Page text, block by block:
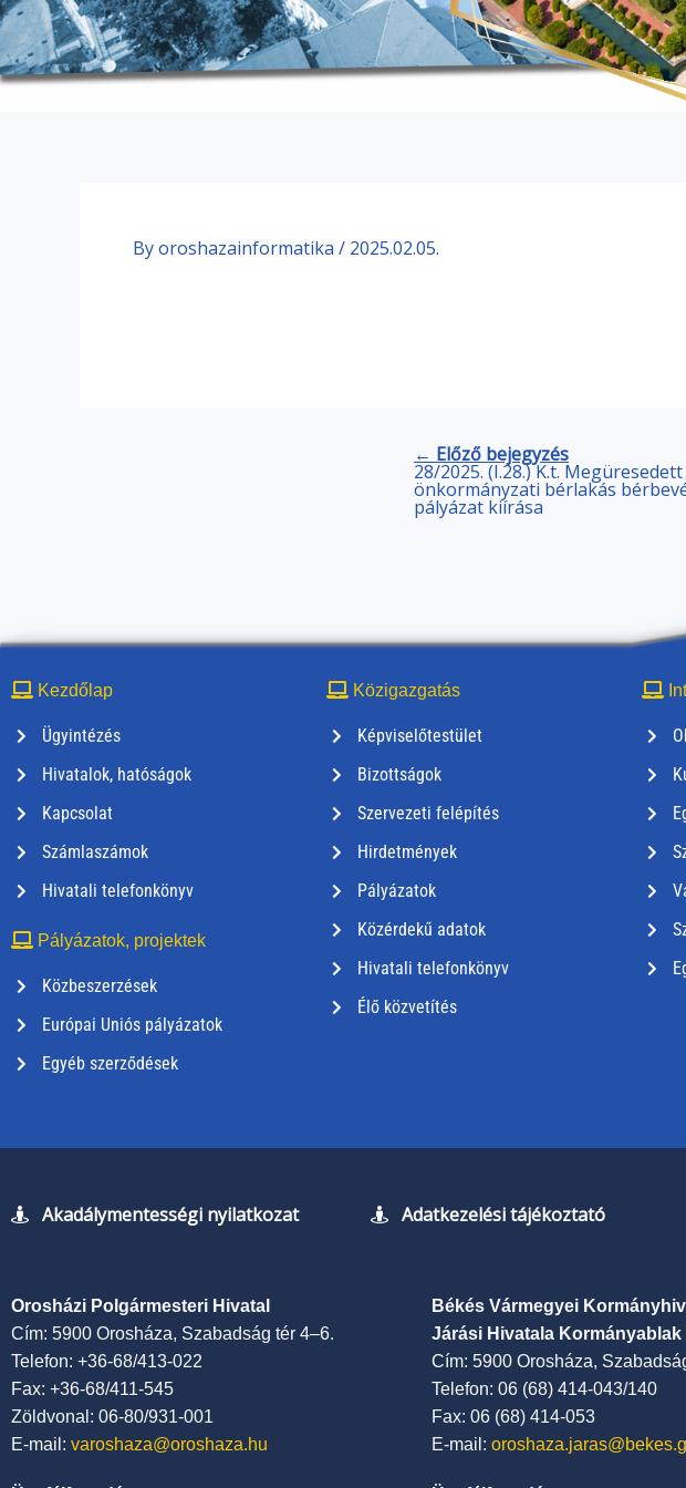
Byoroshazainformatika / 2025.02.05.
← Előző bejegyzés
28/2025. (I.28.) K.t. Megüresedett
önkormányzati bérlakás
pályázat kiírása
Kezdőlap
Ügyintézés
Hivatalok, hatóságok
Kapcsolat
Számlaszámok
Hivatali telefonkönyv
Pályázatok, projektek
Közbeszerzések
Európai Uniós pályázatok
Egyéb szerződések
Közigazgatás
Képviselőtestület
Bizottságok
Szervezeti felépítés
Hirdetmények
Pályázatok
Közérdekű adatok
Hivatali telefonkönyv
Élő közvetítés
Akadálymentességi nyilatkozat Adatkezelési tájékoztató
Orosházi Polgármesteri Hivatal
Cím: 5900 Orosháza, Szabadság tér 4–6.
Telefon: +36-68/413-022
Fax: +36-68/411-545
Zöldvonal: 06-80/931-001
E-mail: varoshaza@oroshaza.hu
Békés Vármegyei
Járási Hivatala Kormányablak
Cím: 5900 Orosháza,
Telefon: 06 (68) 414-043/140
Fax: 06 (68) 414-053
E-mail: